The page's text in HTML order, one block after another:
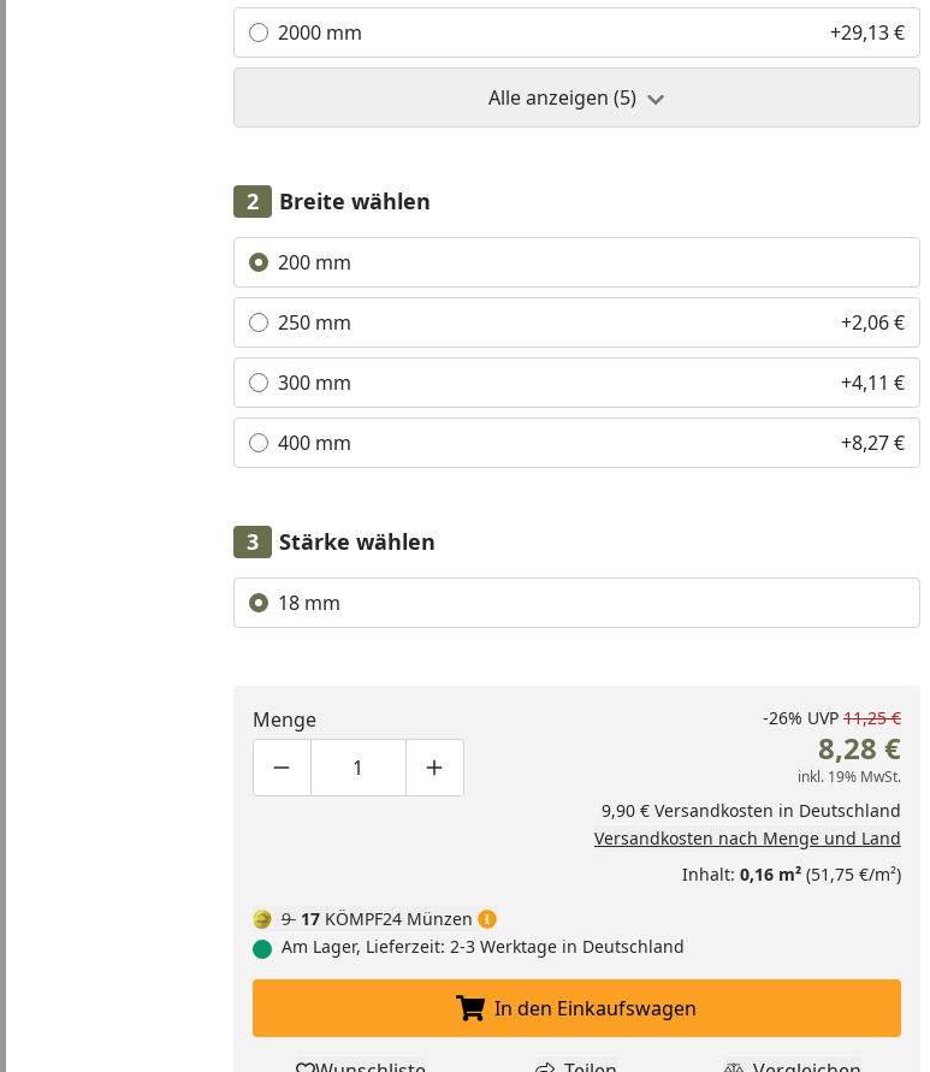
2000 mm +29,13 €
Alle anzeigen (5)
Breite wählen
Alle anzeigen (4)
200 mm
250 mm +2,06 €
300 mm +4,11 €
400 mm +8,27 €
Stärke wählen
Alle anzeigen (1)
18 mm
Menge
Produktmenge um eins verringern
Produktmenge manuell eingeben
Produktmenge um eins erhöhen
-26% UVP 11,25 €
8,28 €
inkl. 19% MwSt.
9,90 € Versandkosten in Deutschland
Versandkosten nach Menge und Land
Inhalt: 0,16 m²(51,75 €/m²)
9 17 KÖMPF24 Münzen
Am Lager, Lieferzeit: 2-3 Werktage in Deutschland
In den Einkaufswagen legen
In den Einkaufswagen